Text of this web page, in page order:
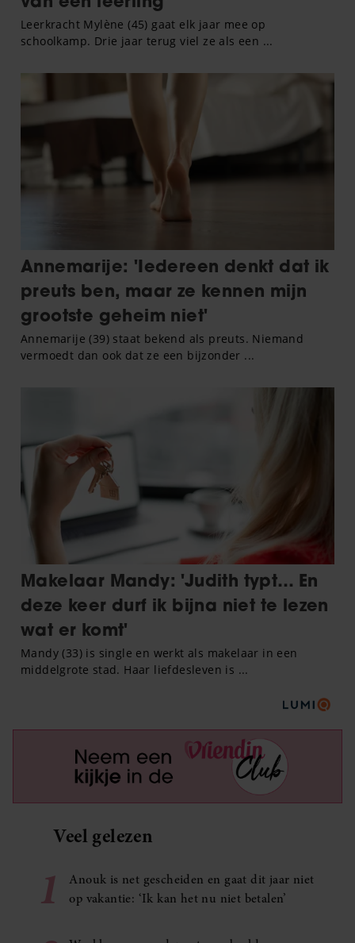
Veel gelezen
1
Anouk is net gescheiden en gaat dit jaar niet
op vakantie: ‘Ik kan het nu niet betalen’